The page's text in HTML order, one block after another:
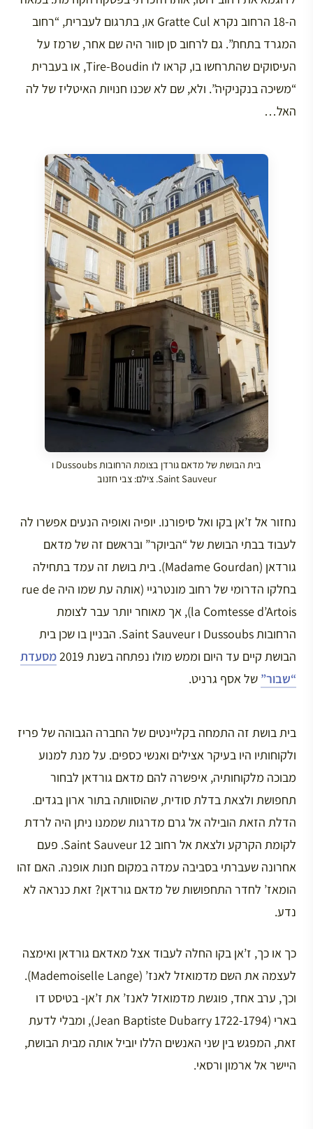
ה-18 הרחוב נקרא Gratte Cul או, בתרגום לעברית, “רחוב
המגרד בתחת”. גם לרחוב סן סוור היה שם אחר, שרמז על
העיסוקים שהתרחשו בו, קראו לו Tire-Boudin, או בעברית
“משיכה בנקניקיה”. ולא, שם לא שכנו חנויות האיטליז של לה
האל…
בית הבושת של מדאם גורדן בצומת הרחובות Dussoubs ו
Saint Sauveur. צילם: צבי חזנוב
נחזור אל ז’אן בקו ואל סיפורנו. יופיה ואופיה הנעים אפשרו לה
לעבוד בבתי הבושת של “הביוקר” ובראשם זה של מדאם
גורדאן (Madame Gourdan). בית בושת זה עמד בתחילה
בחלקו הדרומי של רחוב מונטרגיי (אותה עת שמו היה rue de
la Comtesse d’Artois), אך מאוחר יותר עבר לצומת
הרחובות Dussoubs ו Saint Sauveur. הבניין בו שכן בית
הבושת קיים עד היום וממש מולו נפתחה בשנת 2019
מסעדת
“שבור” של אסף גרניט.
בית בושת זה התמחה בקליינטים של החברה הגבוהה של פריז
ולקוחותיו היו בעיקר אצילים ואנשי כספים. על מנת למנוע
מבוכה מלקוחותיה, איפשרה להם מדאם גורדאן לבחור
תחפושת ולצאת בדלת סודית, שהוסוותה בתור ארון בגדים.
הדלת הזאת הובילה אל גרם מדרגות שממנו ניתן היה לרדת
לקומת הקרקע ולצאת אל רחוב Saint Sauveur 12. פעם
אחרונה שעברתי בסביבה עמדה במקום חנות אופנה. האם זהו
הומאז’ לחדר התחפושות של מדאם גורדאן? זאת כנראה לא
נדע.
כך או כך, ז’אן בקו החלה לעבוד אצל מאדאם גורדאן ואימצה
לעצמה את השם מדמואזל לאנז’ (Mademoiselle Lange).
וכך, ערב אחד, פוגשת מדמואזל לאנז’ את ז’אן- בטיסט דו
בארי (Jean Baptiste Dubarry 1722-1794), ומבלי לדעת
זאת, המפגש בין שני האנשים הללו יוביל אותה מבית הבושת,
היישר אל ארמון ורסאי.